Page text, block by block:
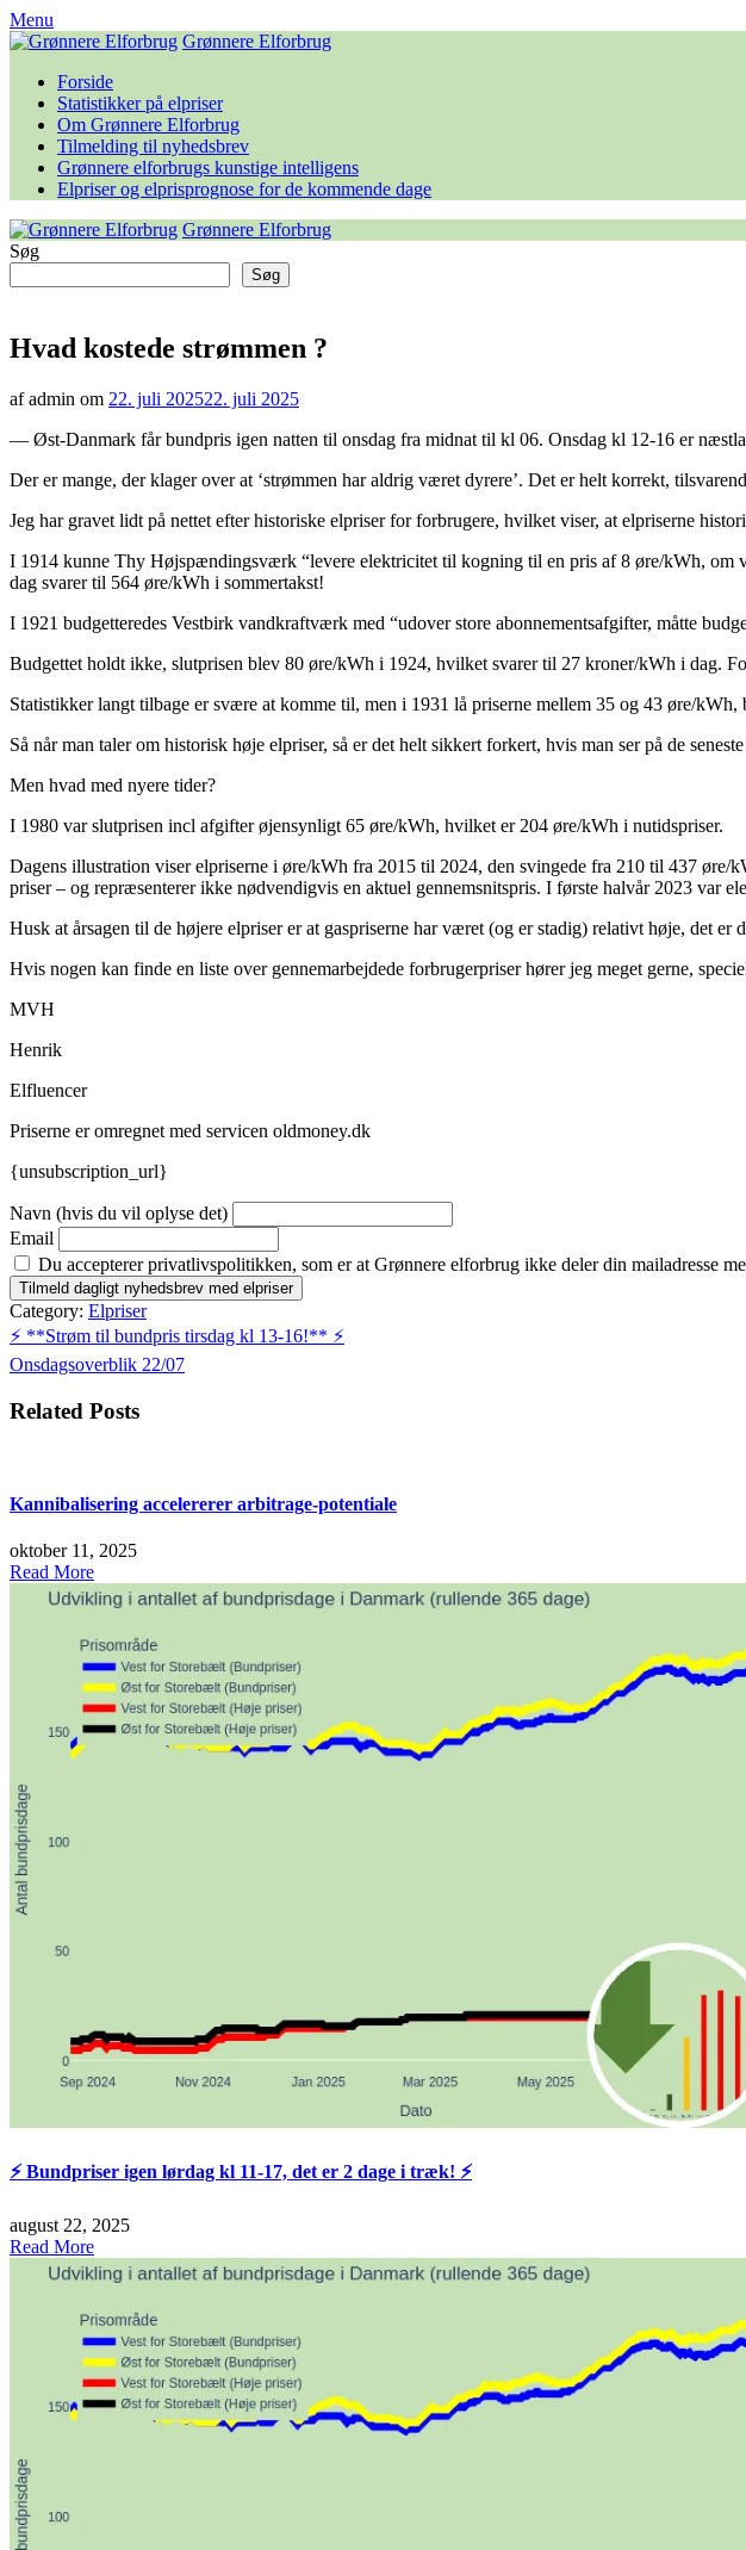
Skip
to
Menu
Grønnere Elforbrug
Forside
Statistikker på elpriser
Om Grønnere Elforbrug
Tilmelding til nyhedsbrev
Grønnere elforbrugs kunstige intelligens
Elpriser og elprisprognose for de kommende dage
Grønnere Elforbrug
Søg
Søg
Hvad kostede strømmen ?
af admin om 22. juli 202522. juli 2025
— Øst-Danmark får bundpris igen natten til onsdag fra midnat til kl 06. Onsdag kl 12-16 er
Der er mange, der klager over at ‘strømmen har aldrig været dyrere’. Det er helt korrekt,
Jeg har gravet lidt på nettet efter historiske elpriser for forbrugere, hvilket viser, at elpriserne
I 1914 kunne Thy Højspændingsværk “levere elektricitet til kogning til en pris af 8 øre/kWh, om
dag svarer til 564 øre/kWh i sommertakst!
I 1921 budgetteredes Vestbirk vandkraftværk med “udover store abonnementsafgifter, måtte
Budgettet holdt ikke, slutprisen blev 80 øre/kWh i 1924, hvilket svarer til 27 kroner/kWh i dag.
Statistikker langt tilbage er svære at komme til, men i 1931 lå priserne mellem 35 og 43 øre/
Så når man taler om historisk høje elpriser, så er det helt sikkert forkert, hvis man ser på de
Men hvad med nyere tider?
I 1980 var slutprisen incl afgifter øjensynligt 65 øre/kWh, hvilket er 204 øre/kWh i nutidspriser.
Dagens illustration viser elpriserne i øre/kWh fra 2015 til 2024, den svingede fra 210 til 437 øre/
priser – og repræsenterer ikke nødvendigvis en aktuel gennemsnitspris. I første halvår 2023 var
Husk at årsagen til de højere elpriser er at gaspriserne har været (og er stadig) relativt høje, det er
Hvis nogen kan finde en liste over gennemarbejdede forbrugerpriser hører jeg meget gerne,
MVH
Henrik
Elfluencer
Priserne er omregnet med servicen oldmoney.dk
{unsubscription_url}
Navn (hvis du vil oplyse det)
Email
Du accepterer privatlivspolitikken, som er at Grønnere elforbrug ikke deler din mailadresse
Category: Elpriser
Indlægsnavigation
⚡️ **Strøm til bundpris tirsdag kl 13-16!** ⚡️
Onsdagsoverblik 22/07
Related Posts
Kannibalisering accelererer arbitrage-potentiale
oktober 11, 2025
Read More
⚡️ Bundpriser igen lørdag kl 11-17, det er 2 dage i træk! ⚡️
august 22, 2025
Read More